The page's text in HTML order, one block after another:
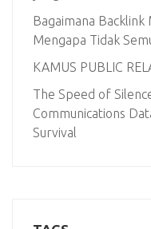
Bagaimana Backlink
Mengapa Tidak
KAMUS PUBLIC
The Speed of
Communications
Survival